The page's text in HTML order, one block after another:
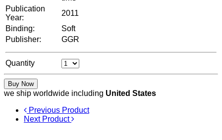
Publication
Year:
2011
Binding:
Soft
Publisher:
GGR
Quantity
Buy Now
we ship worldwide including United States
Previous Product
Next Product